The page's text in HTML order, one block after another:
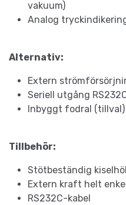
vakuum)
Analog
Alternativ:
Extern
Seriell utgång
Inbyggt fodral (tillval)
Tillbehör:
Stötbeständig
Extern kraft helt
RS232C-kabel